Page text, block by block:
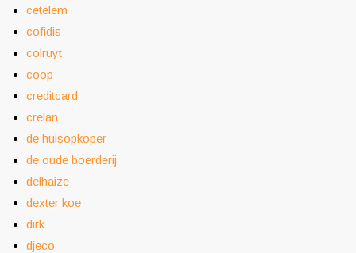
cetelem
cofidis
colruyt
coop
creditcard
crelan
de huisopkoper
de oude boerderij
delhaize
dexter koe
dirk
djeco